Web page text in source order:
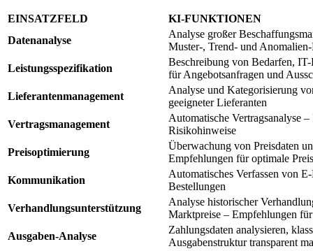
EINSATZFELD
KI-FUNKTIONEN
Datenanalyse
Analyse großer
Muster-, Trend- und
Leistungsspezifikation
Beschreibung von Bedarfen,
für Angebotsanfragen und
Lieferantenmanagement
Analyse und Kategorisierung
geeigneter Lieferanten
Vertragsmanagement
Automatische Vertragsanalyse
Risikohinweise
Preisoptimierung
Überwachung von Preisdaten
Empfehlungen für optimale
Kommunikation
Automatisches Verfassen von
Bestellungen
Verhandlungsunterstützung
Analyse historischer
Marktpreise – Empfehlungen
Ausgaben-Analyse
Zahlungsdaten analysieren,
Ausgabenstruktur transparent